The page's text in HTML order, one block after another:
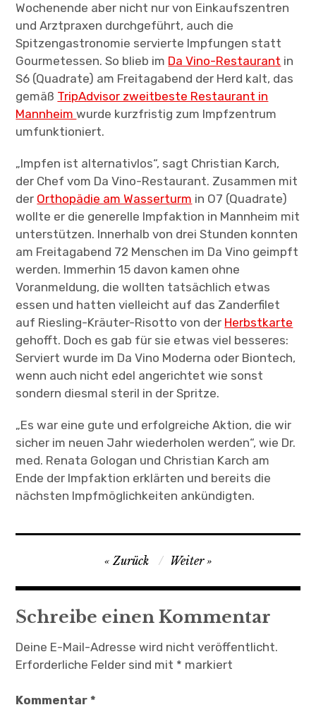
Wochenende aber nicht nur von Einkaufszentren
und Arztpraxen durchgeführt, auch die
Spitzengastronomie servierte Impfungen statt
Gourmetessen. So blieb im Da Vino-Restaurant in
S6 (Quadrate) am Freitagabend der Herd kalt, das
gemäß TripAdvisor zweitbeste Restaurant in
Mannheimwurde kurzfristig zum Impfzentrum
umfunktioniert.
„Impfen ist alternativlos“, sagt Christian Karch,
der Chef vom Da Vino-Restaurant. Zusammen mit
der Orthopädie am Wasserturm in O7 (Quadrate)
wollte er die generelle Impfaktion in Mannheim mit
unterstützen. Innerhalb von drei Stunden konnten
am Freitagabend 72 Menschen im Da Vino geimpft
werden. Immerhin 15 davon kamen ohne
Voranmeldung, die wollten tatsächlich etwas
essen und hatten vielleicht auf das Zanderfilet
auf Riesling-Kräuter-Risotto von der Herbstkarte
gehofft. Doch es gab für sie etwas viel besseres:
Serviert wurde im Da Vino Moderna oder Biontech,
wenn auch nicht edel angerichtet wie sonst
sondern diesmal steril in der Spritze.
„Es war eine gute und erfolgreiche Aktion, die wir
sicher im neuen Jahr wiederholen werden“, wie Dr.
med. Renata Gologan und Christian Karch am
Ende der Impfaktion erklärten und bereits die
nächsten Impfmöglichkeiten ankündigten.
Beitragsnavigation
Zurück Weiter
Schreibe einen Kommentar
Deine E-Mail-Adresse wird nicht veröffentlicht.
Erforderliche Felder sind mit * markiert
Kommentar*